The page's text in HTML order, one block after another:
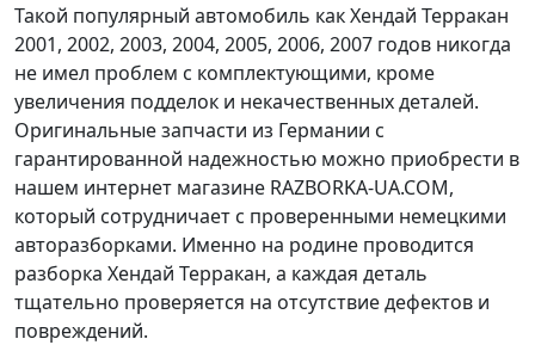
Такой популярный автомобиль как Хендай Терракан
2001, 2002, 2003, 2004, 2005, 2006, 2007 годов никогда
не имел проблем с комплектующими, кроме
увеличения подделок и некачественных деталей.
Оригинальные запчасти из Германии с
гарантированной надежностью можно приобрести в
нашем интернет магазине RAZBORKA-UA.COM,
который сотрудничает с проверенными немецкими
авторазборками. Именно на родине проводится
разборка Хендай Терракан, а каждая деталь
тщательно проверяется на отсутствие дефектов и
повреждений.